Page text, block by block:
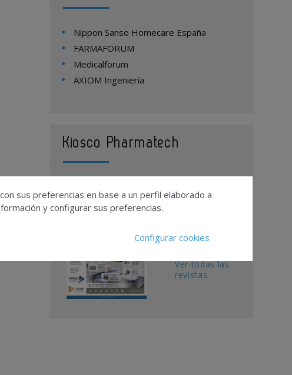
Nippon Sanso Homecare España
FARMAFORUM
Medicalforum
AXIOM Ingeniería
Kiosco Pharmatech
Calendario
Ver todas las
revistas
sus preferencias en base a un perfil elaborado a
y configurar sus preferencias.
Configurar cookies